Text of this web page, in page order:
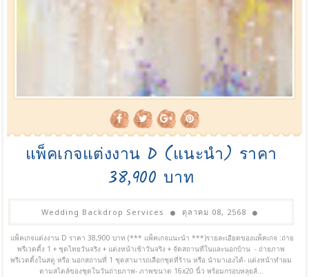
แพ็คเกจแต่งงาน D (แนะนำ) ราคา
38,900 บาท
Wedding Backdrop Services ตุลาคม 08, 2568
แพ็คเกจแต่งงาน D ราคา 38,900 บาท (*** แพ็คเกจแนะนำ ***)รายละเอียดของแพ็คเกจ :ถ่าย
พรีเวดดิ้ง 1 + ชุดไทยวันจริง + แต่งหน้าเช้าวันจริง + จัดสถานที่ในและนอกบ้าน - ถ่ายภาพ
พรีเวดดิ้งในสตู หรือ นอกสถานที่ 1 ชุดสามารถเลือกชุดที่ร้าน หรือ นำมาเองได้- แต่งหน้าทำผม
ตามสไตล์ของชุดในวันถ่ายภาพ- ภาพขนาด 16x20 นิ้ว พร้อมกรอบหลุยส์...